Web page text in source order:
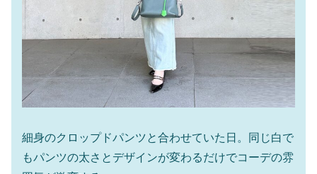
細身のクロップドパンツと合わせていた日。同じ白で
もパンツの太さとデザインが変わるだけでコーデの雰